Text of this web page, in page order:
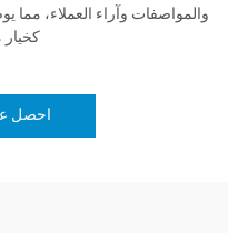
والمواصفات وآراء العملاء، مما
احصل